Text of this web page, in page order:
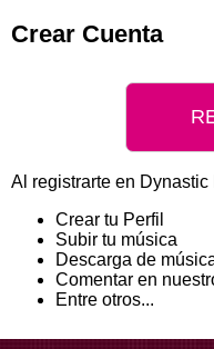
Crear Cuenta
Al registrarte en
Crear tu Perfil
Subir tu música
Descarga de
Comentar en
Entre otros...